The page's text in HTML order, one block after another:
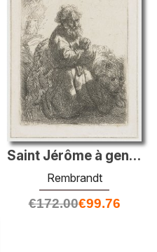
Saint Jérôme à genoux dans la prière, en regardant vers le bas
Rembrandt
€172.00€99.76